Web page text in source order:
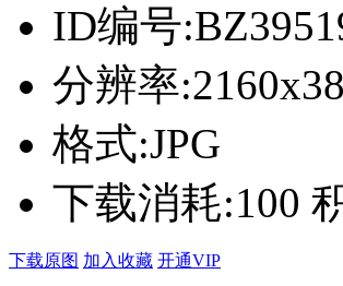
ID编号:
分辨率:
格式:JPG
下载消耗:100
下载原图 加入收藏 开通VIP